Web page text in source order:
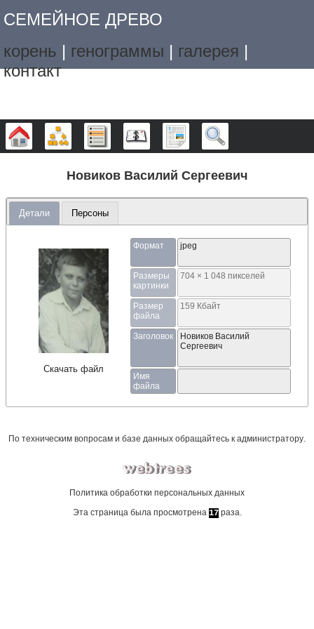
СЕМЕЙНОЕ ДРЕВО
корень | генограммы | галерея |
контакт
Дерево Графики Списки Календарь Отчёты
Новиков Василий Сергеевич
Детали Персоны
Скачать файл
Формат jpeg
Размеры
картинки
704 × 1 048 пикселей
Размер
файла
159 Кбайт
Заголовок
Новиков Василий
Сергеевич
Имя
файла
По техническим вопросам и базе данных обращайтесь к администратору.
Политика обработки персональных данных
Эта страница была просмотрена 17раза.